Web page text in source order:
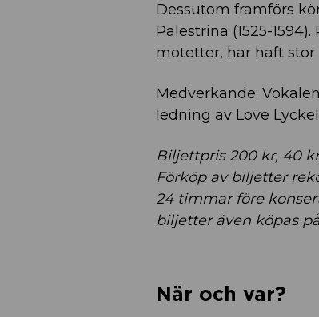
Dessutom framförs
Palestrina (1525-
motetter, har haft
Medverkande:
ledning av Love
Biljettpris 200 kr, 40
Förköp av biljetter
24 timmar före
biljetter även köpas
När och var?